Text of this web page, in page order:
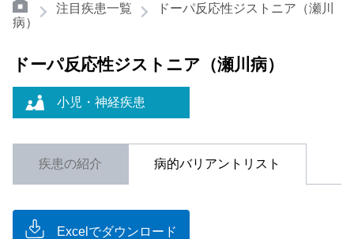
注目疾患一覧
ドーパ反応性ジストニア（瀬川
病）
ドーパ反応性ジストニア（瀬川病）
小児・神経疾患
疾患の紹介 病的バリアントリスト
Excelでダウンロード